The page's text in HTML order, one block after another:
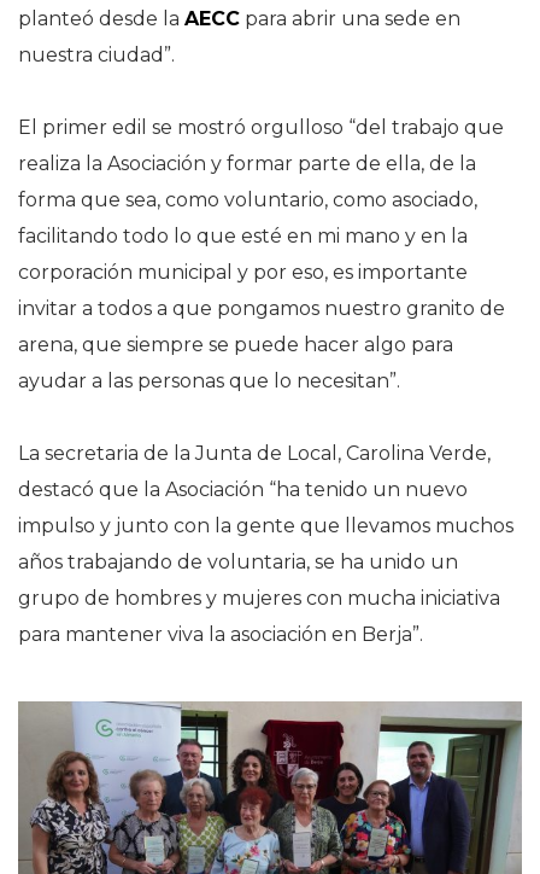
planteó desde la AECC para abrir una sede en
nuestra ciudad”.
El primer edil se mostró orgulloso “del trabajo que
realiza la Asociación y formar parte de ella, de la
forma que sea, como voluntario, como asociado,
facilitando todo lo que esté en mi mano y en la
corporación municipal y por eso, es importante
invitar a todos a que pongamos nuestro granito de
arena, que siempre se puede hacer algo para
ayudar a las personas que lo necesitan”.
La secretaria de la Junta de Local, Carolina Verde,
destacó que la Asociación “ha tenido un nuevo
impulso y junto con la gente que llevamos muchos
años trabajando de voluntaria, se ha unido un
grupo de hombres y mujeres con mucha iniciativa
para mantener viva la asociación en Berja”.